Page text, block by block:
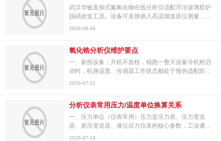
武汉华敏直插式氮氧化物在线分析仪适配浮法玻璃窑炉
脱硝改造工况。设备可直接插入高温烟道原位测量，摒
弃冗长取样管线，无需复杂预处理系统，快速反馈
2026-08-04
氧化锆分析仪维护要点
一、新投设备：开机不急校，稳跑一整天设备冷机刚启
动时，机身温度、传感器工作状态都处于预热适配阶
段，数据波动、读数不准都是正常现象。核心要求：华
2026-07-21
分析仪表常用压力/温度单位换算关系
一、压力单位（仪表常用）压力是压力表、压力变送
器、差压变送器、液位压力仪表的核心参数，工业通用
国际单位与工程单位混用。现将分析仪表常用压力单位
2026-07-16